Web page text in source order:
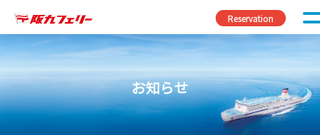
Reservation
お知らせ